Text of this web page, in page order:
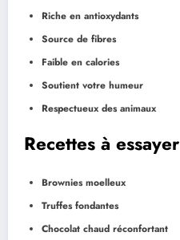
Riche en antioxydants
Source de fibres
Faible en calories
Soutient votre humeur
Respectueux des animaux
Recettes à essayer
Brownies moelleux
Truffes fondantes
Chocolat chaud réconfortant